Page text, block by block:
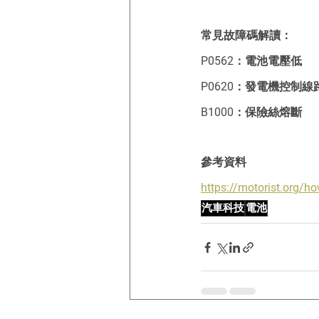
常見故障碼解讀：
P0562：電池電壓低
P0620：發電機控制線
B1000：保險絲熔斷
參考資料
https://motorist.org/
汽車科技電池